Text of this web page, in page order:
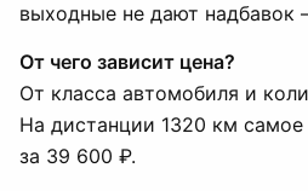
выходные не дают надбавок
От чего зависит цена?
От класса автомобиля и
На дистанции 1320 км
за 39 600 ₽.